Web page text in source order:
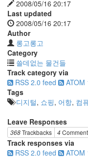
2008/05/16 20:17
Last updated
2008/05/16 20:17
Author
롱고롱고
Category
쓸데없는 물건들
Track category via
RSS 2.0 feed
ATOM
Tags
디지털, 쇼핑, 어항, 컴
Leave Responses
368Trackbacks 4
Track responses via
RSS 2.0 feed
ATOM